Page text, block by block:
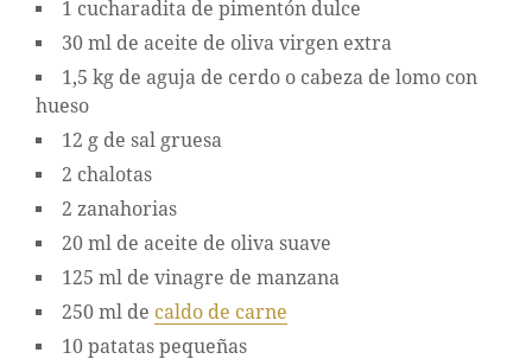
1 cucharadita de pimentón dulce
30 ml de aceite de oliva virgen extra
1,5 kg de aguja de cerdo o cabeza de lomo con
hueso
12 g de sal gruesa
2 chalotas
2 zanahorias
20 ml de aceite de oliva suave
125 ml de vinagre de manzana
250 ml de caldo de carne
10 patatas pequeñas